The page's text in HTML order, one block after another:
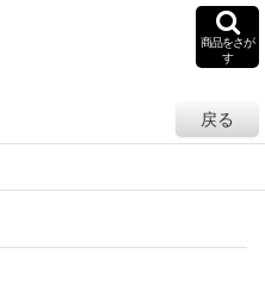
商品をさが
す
戻る